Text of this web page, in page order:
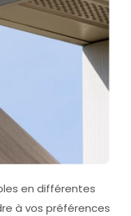
en différentes
à vos préférences